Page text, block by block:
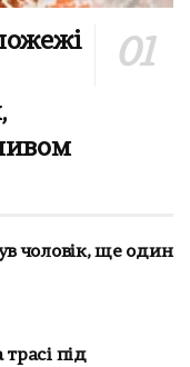
чоловік, ще один
під